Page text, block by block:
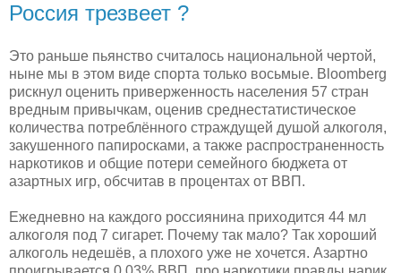
Россия трезвеет ?
Это раньше пьянство считалось национальной чертой,
ныне мы в этом виде спорта только восьмые. Bloomberg
рискнул оценить приверженность населения 57 стран
вредным привычкам, оценив среднестатистическое
количества потреблённого страждущей душой алкоголя,
закушенного папиросками, а также распространенность
наркотиков и общие потери семейного бюджета от
азартных игр, обсчитав в процентах от ВВП.
Ежедневно на каждого россиянина приходится 44 мл
алкоголя под 7 сигарет. Почему так мало? Так хороший
алкоголь недешёв, а плохого уже не хочется. Азартно